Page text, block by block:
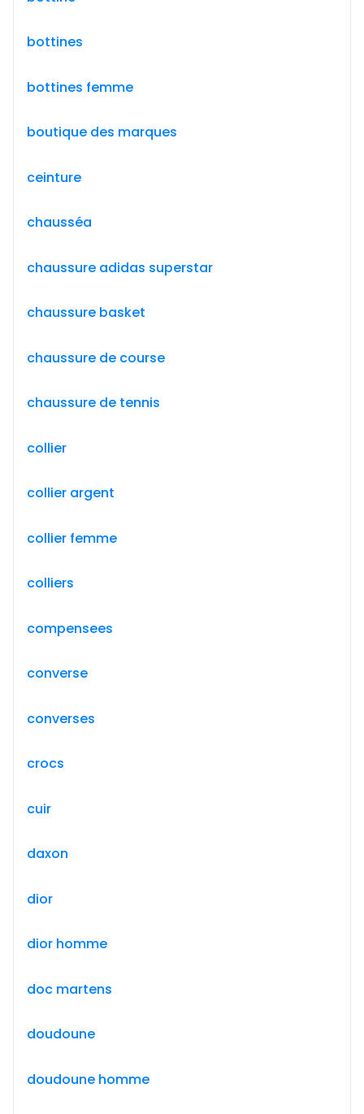
bottines
bottines femme
boutique des marques
ceinture
chausséa
chaussure adidas superstar
chaussure basket
chaussure de course
chaussure de tennis
collier
collier argent
collier femme
colliers
compensees
converse
converses
crocs
cuir
daxon
dior
dior homme
doc martens
doudoune
doudoune homme